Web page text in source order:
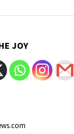
JOY